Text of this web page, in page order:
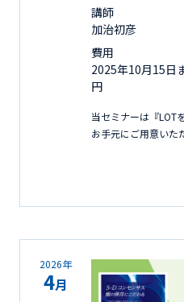
講師
加治初彦
費用
2025年10月15
円
当セミナーは『LOT
お手元にご用意いた
2026年
4月